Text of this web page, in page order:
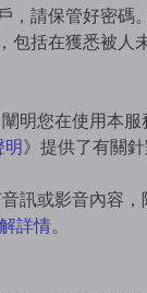
，請保管好密碼
，包括在獲悉被人
明您在使用本
明》提供了有關針
訊或影音內容
詳情。